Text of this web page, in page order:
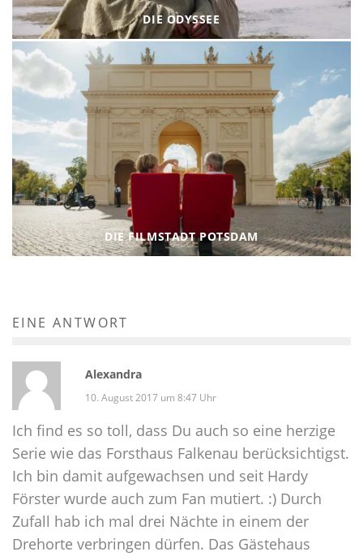
DIE ODYSSEE
DIE FILMSTADT POTSDAM
EINE ANTWORT
Alexandra
10. August 2017 um 8:47 Uhr
Ich find es so toll, dass Du auch so eine herzige
Serie wie das Forsthaus Falkenau berücksichtigst.
Ich bin damit aufgewachsen und seit Hardy
Förster wurde auch zum Fan mutiert. :) Durch
Zufall hab ich mal drei Nächte in einem der
Drehorte verbringen dürfen. Das Gästehaus